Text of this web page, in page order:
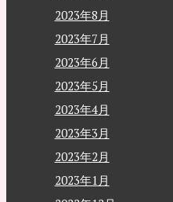
2023年8月
2023年7月
2023年6月
2023年5月
2023年4月
2023年3月
2023年2月
2023年1月